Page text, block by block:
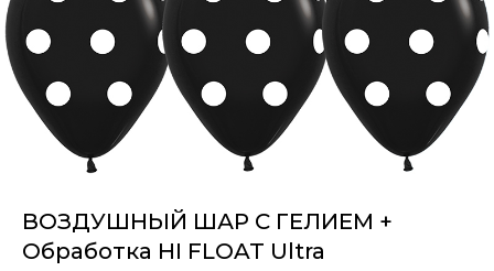
ВОЗДУШНЫЙ ШАР С ГЕЛИЕМ +
Обработка HI FLOAT Ultra